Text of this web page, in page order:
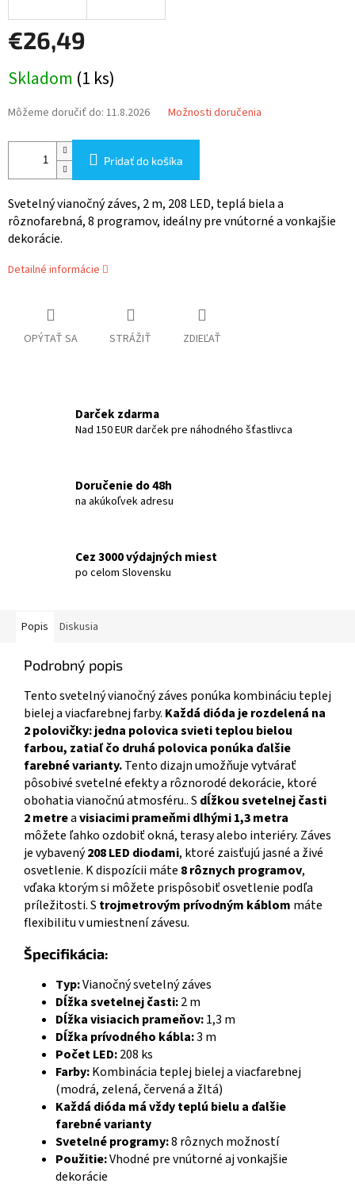
€26,49
cena:
Skladom (1 ks)
Môžeme doručiť do: 11.8.2026 Možnosti doručenia
Pridať do košíka
Svetelný vianočný záves, 2 m, 208 LED, teplá biela a
rôznofarebná, 8 programov, ideálny pre vnútorné a vonkajšie
dekorácie.
Detailné informácie
OPÝTAŤ SA STRÁŽIŤ ZDIEĽAŤ
Darček zdarma
Nad 150 EUR darček pre náhodného šťastlivca
Doručenie do 48h
na akúkoľvek adresu
Cez 3000 výdajných miest
po celom Slovensku
Popis Diskusia
Podrobný popis
Tento svetelný vianočný záves ponúka kombináciu teplej
bielej a viacfarebnej farby. Každá dióda je rozdelená na
2 polovičky: jedna polovica svieti teplou bielou
farbou, zatiaľ čo druhá polovica ponúka ďalšie
farebné varianty.Tento dizajn umožňuje vytvárať
pôsobivé svetelné efekty a rôznorodé dekorácie, ktoré
obohatia vianočnú atmosféru.. S dĺžkou svetelnej časti
2 metreavisiacimi prameňmi dlhými 1,3 metra
môžete ľahko ozdobiť okná, terasy alebo interiéry. Záves
je vybavený208 LED diodami, ktoré zaisťujú jasné a živé
osvetlenie. K dispozícii máte 8 rôznych programov,
vďaka ktorým si môžete prispôsobiť osvetlenie podľa
príležitosti. S trojmetrovým prívodným káblom máte
flexibilitu v umiestnení závesu.
Špecifikácia:
Typ:Vianočný svetelný záves
Dĺžka svetelnej časti:2 m
Dĺžka visiacich prameňov:1,3 m
Dĺžka prívodného kábla:3 m
Počet LED:208 ks
Farby:Kombinácia teplej bielej a viacfarebnej
(modrá, zelená, červená a žltá)
Každá dióda má vždy teplú bielu a ďalšie
farebné varianty
Svetelné programy:8 rôznych možností
Použitie:Vhodné pre vnútorné aj vonkajšie
dekorácie